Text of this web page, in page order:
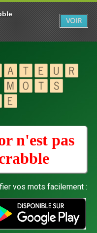
n'est pas
vos mots facilement :
VOIR